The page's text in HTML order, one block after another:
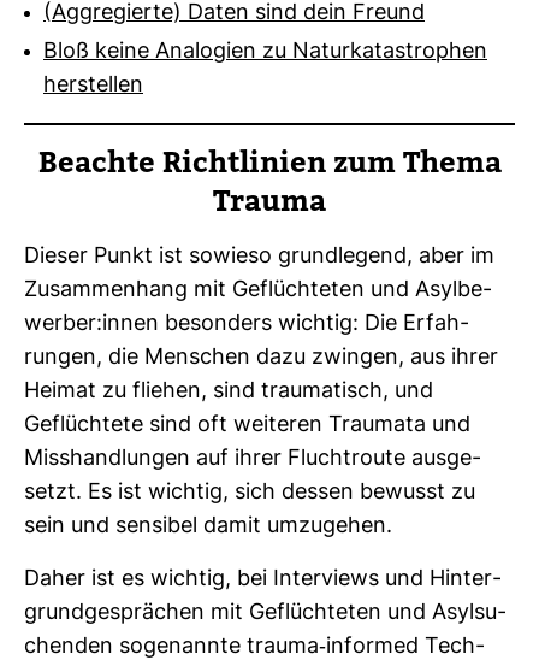
(Aggregierte) Daten sind dein Freund
Bloß keine Analogien zu Naturkatastrophen
herstellen
Beachte Richt­li­nien zum Thema
Trauma
Dieser Punkt ist sowieso grund­le­gend, aber im
Zusam­men­hang mit Geflüch­teten und Asyl­be­
werber:innen beson­ders wichtig: Die Erfah­
rungen, die Men­schen dazu zwingen, aus ihrer
Heimat zu fliehen, sind trau­ma­tisch, und
Geflüch­tete sind oft wei­teren Trau­mata und
Miss­hand­lungen auf ihrer Flucht­route aus­ge­
setzt. Es ist wichtig, sich dessen bewusst zu
sein und sen­sibel damit umzu­gehen.
Daher ist es wichtig, bei Inter­views und Hin­ter­
grund­ge­sprä­chen mit Geflüch­teten und Asyl­su­
chenden soge­nannte trauma-​informed Tech­